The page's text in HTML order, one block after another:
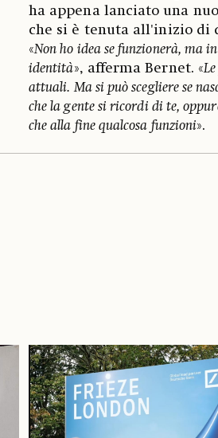
ha appena lanciato una
che si è tenuta all'inizio di
«Non ho idea se funzionerà, ma
identità», afferma Bernet. «
attuali. Ma si può scegliere se
che la gente si ricordi di te,
che alla fine qualcosa funzioni».